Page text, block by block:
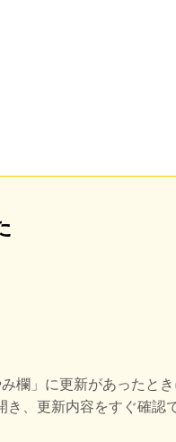
欄」に更新があったと
、更新内容をすぐ確認